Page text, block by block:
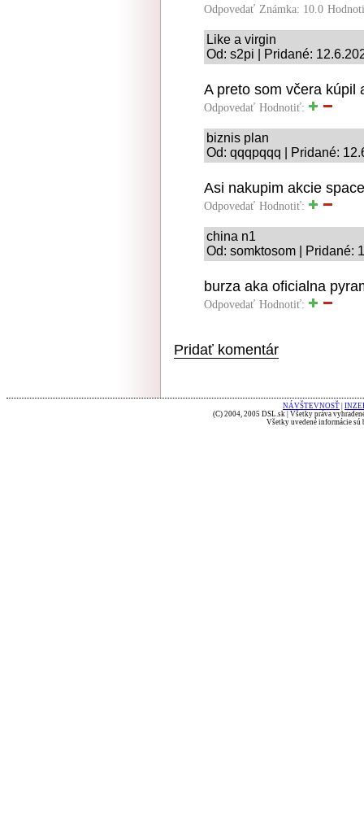
Odpovedať Známka: 10.0
Like a virgin
Od: s2pi | Pridané:
A preto som včera kúpil
Odpovedať Hodnotiť:
biznis plan
Od: qqqpqqq | Pridané:
Asi nakupim akcie
Odpovedať Hodnotiť:
china n1
Od: somktosom | Pridané:
burza aka oficialna
Odpovedať Hodnotiť:
Pridať komentár
NÁVŠTEVNOSŤ
(C) 2004, 2005 DSL.sk | Všetky práva
Všetky uvedené informácie sú